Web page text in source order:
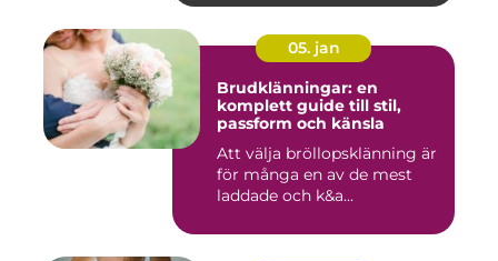
05. jan
Brudklänningar: en
komplett guide till stil,
passform och känsla
Att välja bröllopsklänning är
för många en av de mest
laddade och k&a...